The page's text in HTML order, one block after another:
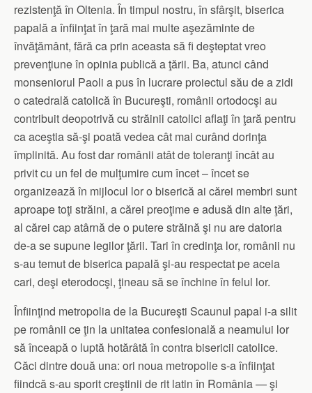
rezistenţă în Oltenia. În timpul nostru, în sfârşit, biserica
papală a înfiinţat în ţară mai multe aşezăminte de
învăţământ, fără ca prin aceasta să fi deşteptat vreo
prevenţiune în opinia publică a ţării. Ba, atunci când
monseniorul Paoli a pus în lucrare proiectul său de a zidi
o catedrală catolică în Bucureşti, românii ortodocşi au
contribuit deopotrivă cu străinii catolici aflaţi în ţară pentru
ca aceştia să-şi poată vedea cât mai curând dorinţa
împlinită. Au fost dar românii atât de toleranţi încât au
privit cu un fel de mulţumire cum încet – încet se
organizează în mijlocul lor o biserică ai cărei membri sunt
aproape toţi străini, a cărei preoţime e adusă din alte ţări,
al cărei cap atârnă de o putere străină şi nu are datoria
de-a se supune legilor ţării. Tari în credinţa lor, românii nu
s-au temut de biserica papală şi-au respectat pe aceia
cari, deşi eterodocşi, ţineau să se închine în felul lor.
Înfiinţind metropolia de la Bucureşti Scaunul papal i-a silit
pe românii ce ţin la unitatea confesională a neamului lor
să înceapă o luptă hotărâtă în contra bisericii catolice.
Căci dintre două una: ori noua metropolie s-a înfiinţat
fiindcă s-au sporit creştinii de rit latin în România — şi